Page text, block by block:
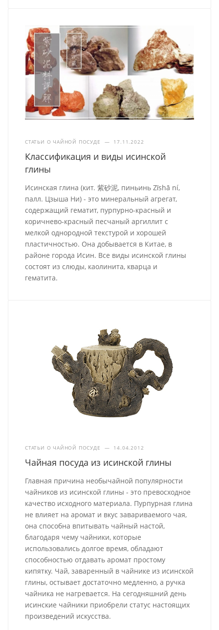
СТАТЬИ О ЧАЙНОЙ ПОСУДЕ — 17.11.2022
Классификация и виды исинской
глины
Исинская глина (кит. 紫砂泥, пиньинь Zǐshā ní,
палл. Цзыша Ни) - это минеральный агрегат,
содержащий гематит, пурпурно-красный и
коричнево-красный песчаный аргиллит с
мелкой однородной текстурой и хорошей
пластичностью. Она добывается в Китае, в
районе города Исин. Все виды исинской глины
состоят из слюды, каолинита, кварца и
гематита.
СТАТЬИ О ЧАЙНОЙ ПОСУДЕ — 14.04.2012
Чайная посуда из исинской глины
Главная причина необычайной популярности
чайников из исинской глины - это превосходное
качество исходного материала. Пурпурная глина
не влияет на аромат и вкус завариваемого чая,
она способна впитывать чайный настой,
благодаря чему чайники, которые
использовались долгое время, обладают
способностью отдавать аромат простому
кипятку. Чай, заваренный в чайнике из исинской
глины, остывает достаточно медленно, а ручка
чайника не нагревается. На сегодняшний день
исинские чайники приобрели статус настоящих
произведений искусства.